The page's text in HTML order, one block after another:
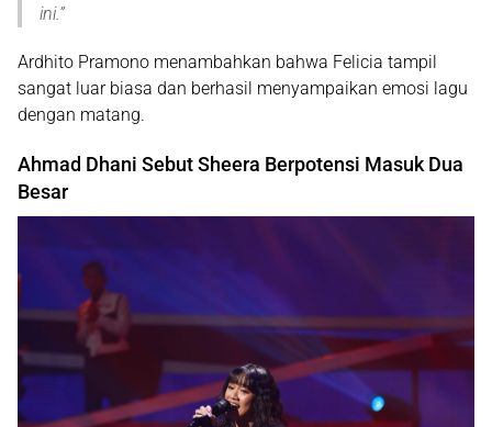
ini.”
Ardhito Pramono menambahkan bahwa Felicia tampil
sangat luar biasa dan berhasil menyampaikan emosi lagu
dengan matang.
Ahmad Dhani Sebut Sheera Berpotensi Masuk Dua
Besar